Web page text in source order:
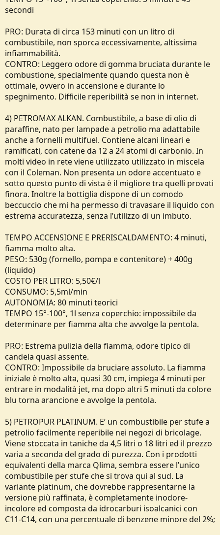
secondi
PRO: Durata di circa 153 minuti con un litro di
combustibile, non sporca eccessivamente, altissima
infiammabilità.
CONTRO: Leggero odore di gomma bruciata durante le
combustione, specialmente quando questa non è
ottimale, ovvero in accensione e durante lo
spegnimento. Difficile reperibilità se non in internet.
4) PETROMAX ALKAN. Combustibile, a base di olio di
paraffine, nato per lampade a petrolio ma adattabile
anche a fornelli multifuel. Contiene alcani lineari e
ramificati, con catene da 12 a 24 atomi di carbonio. In
molti video in rete viene utilizzato utilizzato in miscela
con il Coleman. Non presenta un odore accentuato e
sotto questo punto di vista è il migliore tra quelli provati
finora. Inoltre la bottiglia dispone di un comodo
beccuccio che mi ha permesso di travasare il liquido con
estrema accuratezza, senza l’utilizzo di un imbuto.
TEMPO ACCENSIONE E PRERISCALDAMENTO: 4 minuti,
fiamma molto alta.
PESO: 530g (fornello, pompa e contenitore) + 400g
(liquido)
COSTO PER LITRO: 5,50€/l
CONSUMO: 5,5ml/min
AUTONOMIA: 80 minuti teorici
TEMPO 15°-100°, 1l senza coperchio: impossibile da
determinare per fiamma alta che avvolge la pentola.
PRO: Estrema pulizia della fiamma, odore tipico di
candela quasi assente.
CONTRO: Impossibile da bruciare assoluto. La fiamma
iniziale è molto alta, quasi 30 cm, impiega 4 minuti per
entrare in modalità jet, ma dopo altri 5 minuti da colore
blu torna arancione e avvolge la pentola.
5) PETROPUR PLATINUM. E’ un combustibile per stufe a
petrolio facilmente reperibile nei negozi di bricolage.
Viene stoccata in taniche da 4,5 litri o 18 litri ed il prezzo
varia a seconda del grado di purezza. Con i prodotti
equivalenti della marca Qlima, sembra essere l’unico
combustibile per stufe che si trova qui al sud. La
variante platinum, che dovrebbe rappresentarne la
versione più raffinata, è completamente inodore-
incolore ed composta da idrocarburi isoalcanici con
C11-C14, con una percentuale di benzene minore del 2%;